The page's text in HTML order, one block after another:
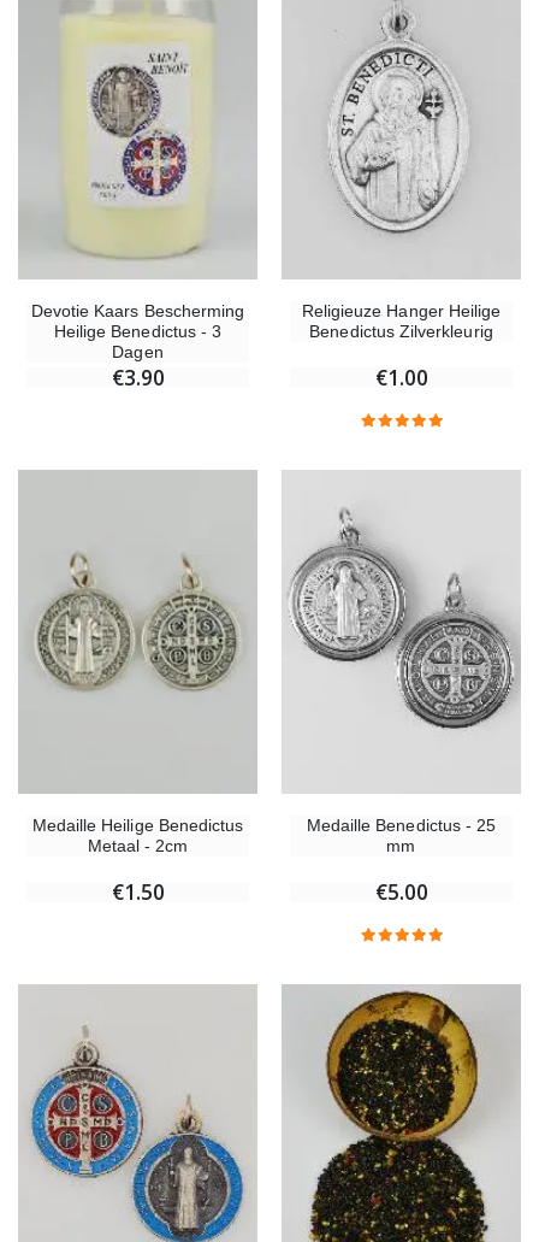
Devotie Kaars Bescherming
Heilige Benedictus - 3
Dagen
€3.90
Religieuze Hanger Heilige
Benedictus Zilverkleurig
€1.00
Medaille Heilige Benedictus
Metaal - 2cm
€1.50
Medaille Benedictus - 25
mm
€5.00